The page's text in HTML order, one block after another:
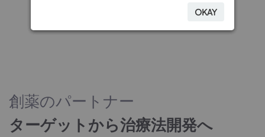
創薬のパートナー
ターゲットから治療法開発へ
OKAY
OKAY
OKAY
OKAY